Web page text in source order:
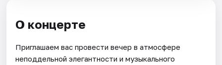
О концерте
Приглашаем вас провести вечер в атмосфере
неподдельной элегантности и музыкального